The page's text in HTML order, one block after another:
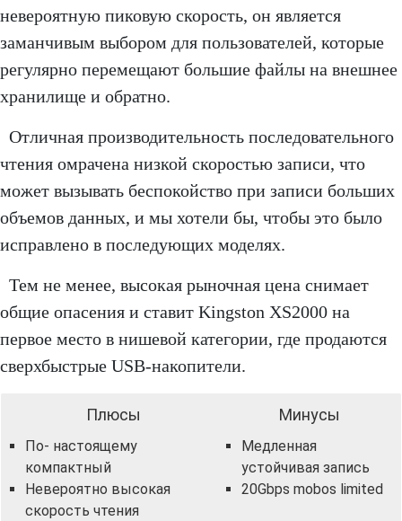
невероятную пиковую скорость, он является
заманчивым выбором для пользователей, которые
регулярно перемещают большие файлы на внешнее
хранилище и обратно.
Отличная производительность последовательного
чтения омрачена низкой скоростью записи, что
может вызывать беспокойство при записи больших
объемов данных, и мы хотели бы, чтобы это было
исправлено в последующих моделях.
Тем не менее, высокая рыночная цена снимает
общие опасения и ставит Kingston XS2000 на
первое место в нишевой категории, где продаются
сверхбыстрые USB-накопители.
Плюсы Минусы
По- настоящему
компактный
Невероятно высокая
скорость чтения
Медленная
устойчивая запись
20Gbps mobos limited